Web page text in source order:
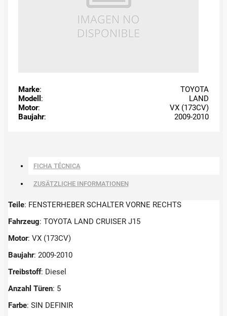
Marke:
TOYOTA
Modell :
LAND
Motor:
VX (173CV)
Baujahr: 2009-2010
FICHA TÉCNICA
ZUSÄTZLICHE INFORMATIONEN
Teile: FENSTERHEBER SCHALTER VORNE RECHTS
Fahrzeug: TOYOTA LAND CRUISER J15
Motor: VX (173CV)
Baujahr: 2009-2010
Treibstoff: Diesel
Anzahl Türen: 5
Farbe: SIN DEFINIR